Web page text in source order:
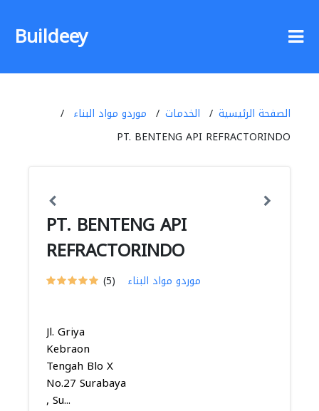
Buildeey
الصفحة الرئيسية الخدمات
موردو مواد البناء
PT. BENTENG API REFRACTORINDO
PT. BENTENG API
REFRACTORINDO
(5) موردو مواد البناء
Jl. Griya
Kebraon
Tengah Blo X
No.27 Surabaya
, Su...